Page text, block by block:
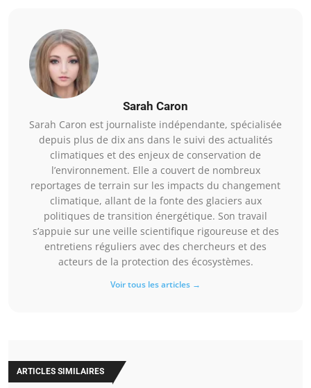
Sarah Caron
Sarah Caron est journaliste indépendante, spécialisée
depuis plus de dix ans dans le suivi des actualités
climatiques et des enjeux de conservation de
l’environnement. Elle a couvert de nombreux
reportages de terrain sur les impacts du changement
climatique, allant de la fonte des glaciers aux
politiques de transition énergétique. Son travail
s’appuie sur une veille scientifique rigoureuse et des
entretiens réguliers avec des chercheurs et des
acteurs de la protection des écosystèmes.
Voir tous les articles →
ARTICLES SIMILAIRES